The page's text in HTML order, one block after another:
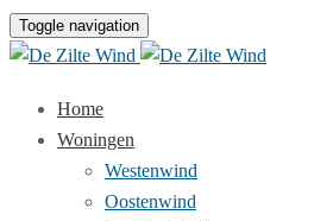
Toggle navigation
Home
Woningen
Westenwind
Oostenwind